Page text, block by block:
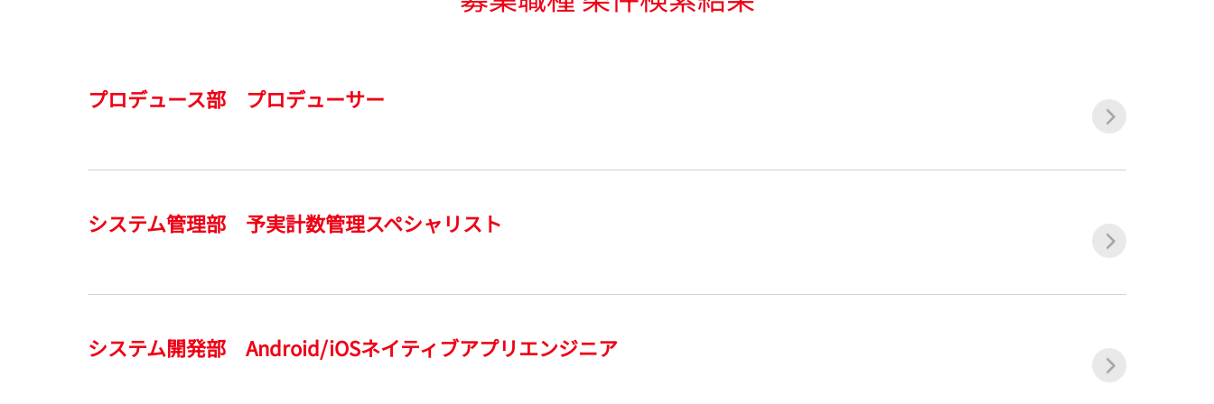
プロデュース部 プロデューサー
システム管理部 予実計数管理スペシャリスト
システム開発部 Android/iOSネイティブアプリエンジニア